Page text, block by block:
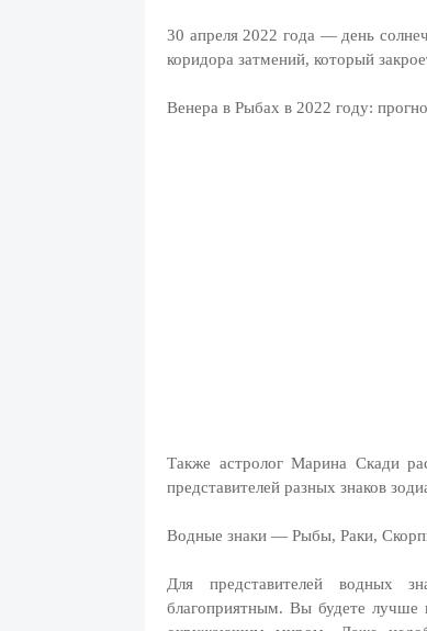
30 апреля 2022 года — день
коридора затмений, который
Венера в Рыбах в 2022 году:
Также астролог Марина Скади
представителей разных знаков
Водные знаки — Рыбы, Раки,
Для представителей водных
благоприятным. Вы будете